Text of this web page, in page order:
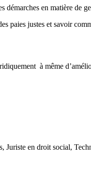
en matière de
paies justes et savoir
à même
Juriste en droit social,